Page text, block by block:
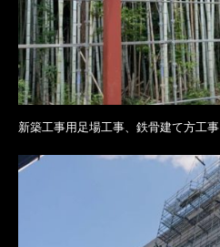
新築工事用足場工事、鉄骨建て方工事